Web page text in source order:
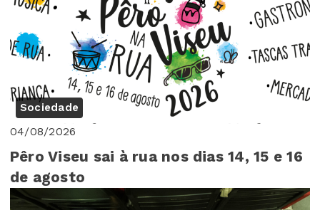
Sociedade
04/08/2026
Pêro Viseu sai à rua nos dias 14, 15 e 16
de agosto